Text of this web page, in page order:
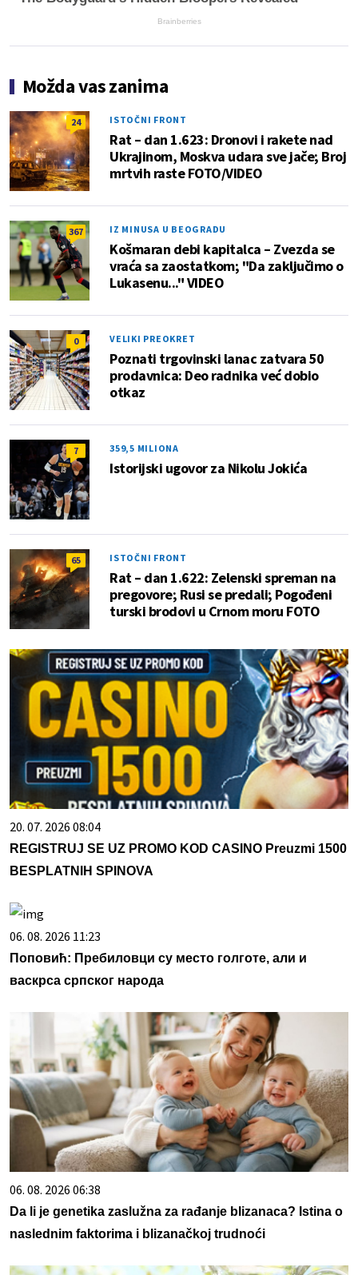
Brainberries
Možda vas zanima
24 ISTOČNI FRONT
Rat – dan 1.623: Dronovi i rakete nad
Ukrajinom, Moskva udara sve jače; Broj
mrtvih raste FOTO/VIDEO
367 IZ MINUSA U BEOGRADU
Košmaran debi kapitalca – Zvezda se
vraća sa zaostatkom; "Da zaključimo o
Lukasenu..." VIDEO
0 VELIKI PREOKRET
Poznati trgovinski lanac zatvara 50
prodavnica: Deo radnika već dobio
otkaz
7 359,5 MILIONA
Istorijski ugovor za Nikolu Jokića
65 ISTOČNI FRONT
Rat – dan 1.622: Zelenski spreman na
pregovore; Rusi se predali; Pogođeni
turski brodovi u Crnom moru FOTO
20. 07. 2026 08:04
REGISTRUJ SE UZ PROMO KOD CASINO Preuzmi 1500
BESPLATNIH SPINOVA
06. 08. 2026 11:23
Поповић: Пребиловци су место голготе, али и
васкрса српског народа
06. 08. 2026 06:38
Da li je genetika zaslužna za rađanje blizanaca? Istina o
naslednim faktorima i blizanačkoj trudnoći